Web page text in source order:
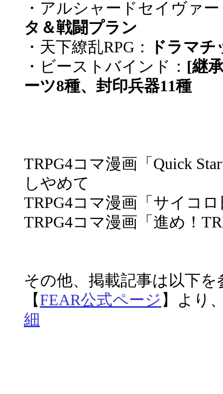
・アルシャードセイヴァ
タ＆戦闘プラン
・天下繚乱RPG：
ドラマ
・ビーストバインド： [継
ーツ8種、封印兵器11種
TRPG4コマ漫画「Quick
しやめて
TRPG4コマ漫画「サイコ
TRPG4コマ漫画「進め！
その他、掲載記
【FEAR公式ページ 】より
細